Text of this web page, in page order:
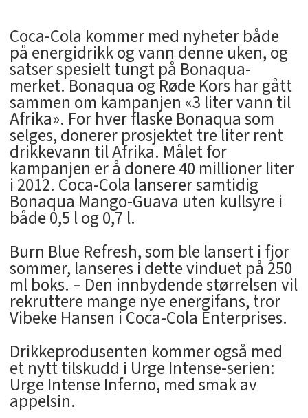
Coca-Cola kommer med nyheter både
på energidrikk og vann denne uken, og
satser spesielt tungt på Bonaqua-
merket. Bonaqua og Røde Kors har gått
sammen om kampanjen «3 liter vann til
Afrika». For hver flaske Bonaqua som
selges, donerer prosjektet tre liter rent
drikkevann til Afrika. Målet for
kampanjen er å donere 40 millioner liter
i 2012. Coca-Cola lanserer samtidig
Bonaqua Mango-Guava uten kullsyre i
både 0,5 l og 0,7 l.
Burn Blue Refresh, som ble lansert i fjor
sommer, lanseres i dette vinduet på 250
ml boks. – Den innbydende størrelsen vil
rekruttere mange nye energifans, tror
Vibeke Hansen i Coca-Cola Enterprises.
Drikkeprodusenten kommer også med
et nytt tilskudd i Urge Intense-serien:
Urge Intense Inferno, med smak av
appelsin.